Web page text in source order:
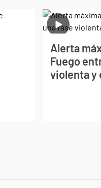
Alerta
Fuego
violenta y